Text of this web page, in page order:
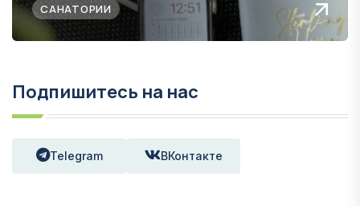
САНАТОРИИ
Подпишитесь на нас
Telegram ВКонтакте